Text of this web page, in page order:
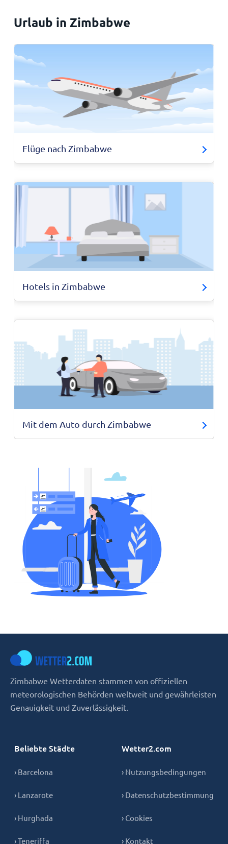
Urlaub in Zimbabwe
Flüge nach Zimbabwe
Hotels in Zimbabwe
Mit dem Auto durch Zimbabwe
Zimbabwe Wetterdaten stammen von offiziellen
meteorologischen Behörden weltweit und gewährleisten
Genauigkeit und Zuverlässigkeit.
Beliebte Städte
› Barcelona
› Lanzarote
› Hurghada
› Teneriffa
Wetter2.com
› Nutzungsbedingungen
› Datenschutzbestimmung
› Cookies
› Kontakt